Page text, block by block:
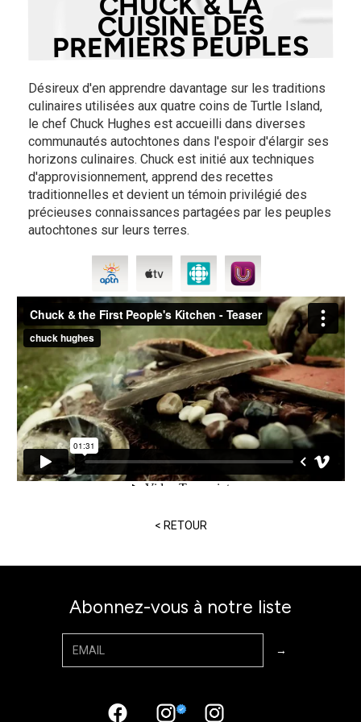
CUISINE DES
PREMIERS PEUPLES
Désireux d'en apprendre davantage sur les traditions
culinaires utilisées aux quatre coins de Turtle Island,
le chef Chuck Hughes est accueilli dans diverses
communautés autochtones dans l'espoir d'élargir ses
horizons culinaires. Chuck est initié aux techniques
d'approvisionnement, apprend des recettes
traditionnelles et devient un témoin privilégié des
précieuses connaissances partagées par les peuples
autochtones sur leurs terres.
< RETOUR
Abonnez-vous à notre liste